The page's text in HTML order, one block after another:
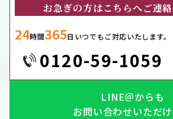
お急ぎの方はこちらへご連絡
24時間365日いつでもご対応いたします。
0120-59-1059
LINE＠からも
お問い合わせいただ